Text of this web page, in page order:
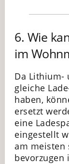
6. Wie
im
Da Lithium-
gleiche
haben,
ersetzt
eine
eingestellt
am meisten
bevorzugen